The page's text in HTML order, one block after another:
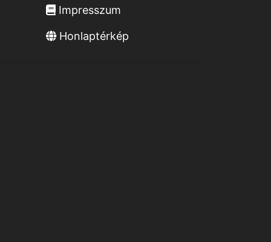
Impresszum
Honlaptérkép